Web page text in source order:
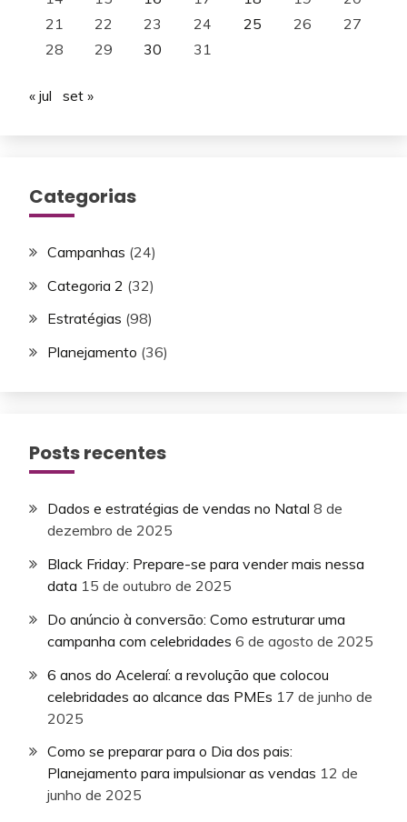
21
22 23 24 25 26
27
28
29 30 31
« jul set »
Categorias
Campanhas (24)
Categoria 2 (32)
Estratégias (98)
Planejamento (36)
Posts recentes
Dados e estratégias de vendas no Natal 8 de
dezembro de 2025
Black Friday: Prepare-se para vender mais nessa
data 15 de outubro de 2025
Do anúncio à conversão: Como estruturar uma
campanha com celebridades 6 de agosto de 2025
6 anos do Aceleraí: a revolução que colocou
celebridades ao alcance das PMEs 17 de junho de
2025
Como se preparar para o Dia dos pais:
Planejamento para impulsionar as vendas 12 de
junho de 2025